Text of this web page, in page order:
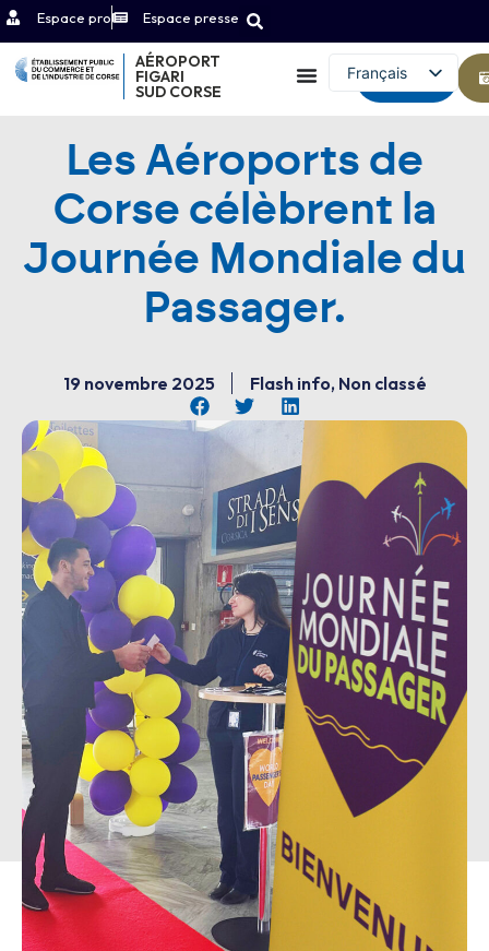
Espace pro Espace presse
AÉROPORT
FIGARI
SUD CORSE
Français
English (UK)
Contact
Les Aéroports de
Corse célèbrent la
Journée Mondiale du
Passager.
19 novembre 2025 Flash info, Non classé